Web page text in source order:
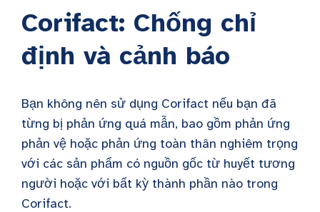
Corifact: Chống chỉ
định và cảnh báo
Bạn không nên sử dụng Corifact nếu bạn đã
từng bị phản ứng quá mẫn, bao gồm phản ứng
phản vệ hoặc phản ứng toàn thân nghiêm trọng
với các sản phẩm có nguồn gốc từ huyết tương
người hoặc với bất kỳ thành phần nào trong
Corifact.